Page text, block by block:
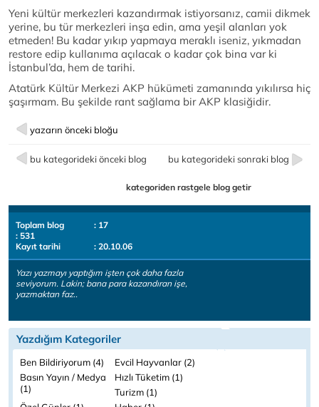
Yeni kültür merkezleri kazandırmak istiyorsanız, camii dikmek
yerine, bu tür merkezleri inşa edin, ama yeşil alanları yok
etmeden! Bu kadar yıkıp yapmaya meraklı iseniz, yıkmadan
restore edip kullanıma açılacak o kadar çok bina var ki
İstanbul’da, hem de tarihi.
Atatürk Kültür Merkezi AKP hükümeti zamanında yıkılırsa hiç
şaşırmam. Bu şekilde rant sağlama bir AKP klasiğidir.
yazarın önceki bloğu
bu kategorideki önceki blog bu kategorideki sonraki blog
kategoriden rastgele blog getir
Toplam blog
: 17
: 531
Kayıt tarihi
: 20.10.06
Yazı yazmayı yaptığım işten çok daha fazla
seviyorum. Lakin; bana para kazandıran işe,
yazmaktan faz..
Yazdığım Kategoriler
Ben Bildiriyorum (4)
Evcil Hayvanlar (2)
Basın Yayın / Medya
(1)
Hızlı Tüketim (1)
Turizm (1)